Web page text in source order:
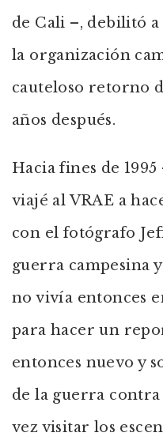
de Cali –, debilitó a
la organización
cauteloso retorno
años después.
Hacia fines de
viajé al VRAE a
con el fotógrafo
guerra campesina
no vivía entonces
para hacer un
entonces nuevo y
de la guerra
vez visitar los